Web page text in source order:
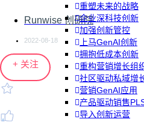
重塑未来的战略
企业深科技创新
加强创新管控
上马GenAI创新
拥抱低成本创新
重构营销增长组
社区驱动私域增
营销GenAI应用
产品驱动销售
导入创新运营
Runwise 创研院
2022-08-18
+ 关注